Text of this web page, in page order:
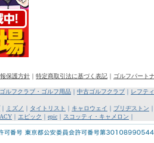
保護方針 ｜ 特定商取引法に基づく表記 ｜ ゴルフパート
ルフクラブ・ゴルフ用品 ｜ 中古ゴルフクラブ ｜ レフテ
｜ ミズノ ｜ タイトリスト ｜ キャロウェイ ｜ ブリヂストン
｜ エピック ｜ epic ｜ スコッティ・キャメロン ｜